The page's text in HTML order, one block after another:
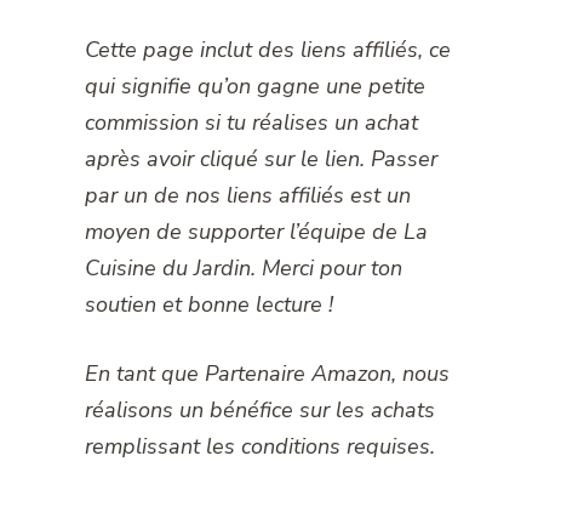
Cette page inclut des liens affiliés, ce
qui signifie qu’on gagne une petite
commission si tu réalises un achat
après avoir cliqué sur le lien. Passer
par un de nos liens affiliés est un
moyen de supporter l’équipe de La
Cuisine du Jardin. Merci pour ton
soutien et bonne lecture !
En tant que Partenaire Amazon, nous
réalisons un bénéfice sur les achats
remplissant les conditions requises.